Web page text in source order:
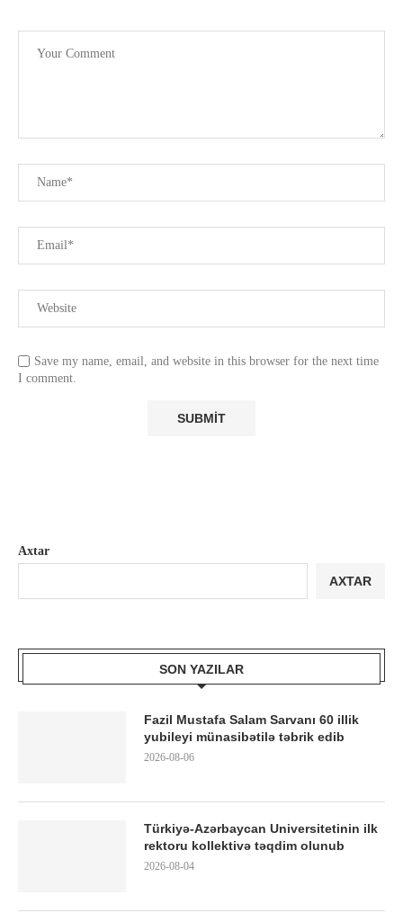
Save my name, email, and website in this browser for the next time
I comment.
Axtar
AXTAR
SON YAZILAR
Fazil Mustafa Salam Sarvanı 60 illik
yubileyi münasibətilə təbrik edib
2026-08-06
Türkiyə-Azərbaycan Universitetinin ilk
rektoru kollektivə təqdim olunub
2026-08-04